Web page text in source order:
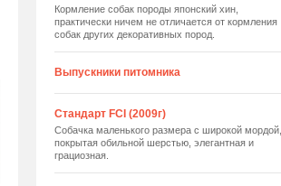
Кормление собак породы японский хин,
практически ничем не отличается от кормления
собак других декоративных пород.
Выпускники питомника
Стандарт FCI (2009г)
Собачка маленького размера с широкой мордой,
покрытая обильной шерстью, элегантная и
грациозная.